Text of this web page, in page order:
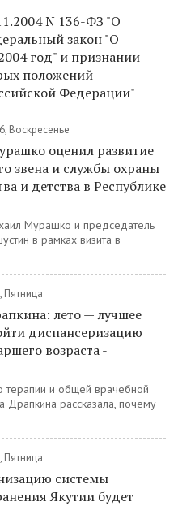
N 136-ФЗ "О
закон "О
год" и признании
положений
Федерации"
Воскресенье
оценил развитие
звена и службы охраны
и детства в Республике
Мурашко и председатель
в рамках визита в
Пятница
лето — лучшее
диспансеризацию
возраста -
терапии и общей врачебной
Драпкина рассказала, почему
Пятница
системы
Якутии будет